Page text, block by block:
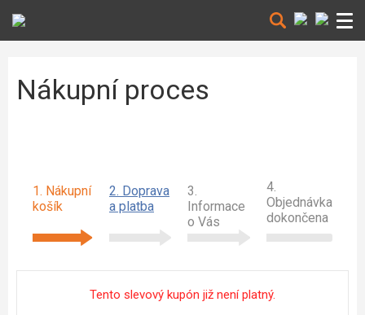
Nákupní proces
1. Nákupní
košík
2. Doprava
a platba
3.
Informace
o Vás
4.
Objednávka
dokončena
Tento slevový kupón již není platný.